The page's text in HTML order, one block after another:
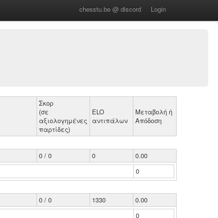
chesstu.be @ discord Login
Σκορ
(σε
αξιολογημένες
παρτίδες)
ELO
αντιπάλων
Μεταβολή ή
Απόδοση
0 / 0 0
0.00
0
0 / 0 1330
0.00
0